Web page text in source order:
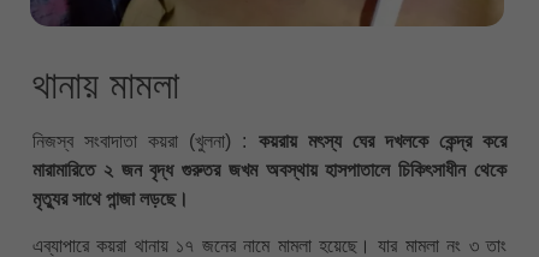
থানায় মামলা
নিজস্ব সংবাদাতা কয়রা (খুলনা) : কয়রায় মৎস্য ঘের দখলকে কেন্দ্র করে
মারামারিতে ২ জন বৃদ্ধ গুরুতর জখম অবস্থায় হাসপাতালে চিকিৎসাধীন থেকে
মৃত্যুর সাথে পান্জা লড়ছে।
এব্যাপারে কয়রা থানায় ১৭ জনের নামে মামলা হয়েছে। যার মামলা নং ৩ তাং